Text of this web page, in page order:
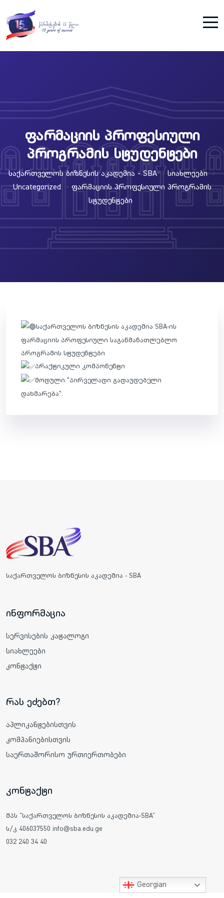
ფარმაციის პროფესიული
პროგრამის სტუდენტები
Საქართველოს Ბიზნესის Აკადემია - SBA > Სიახლეები >
Uncategorized > Ფარმაციის Პროფესიული Პროგრამის
Სტუდენტები
საქართველოს ბიზნესის აკადემია SBA-ის
ფარმაციის პროფესიული საგანმანათლებლო
პროგრამის სტუდენტები
პრაქტიკული კომპონენტი
მოდული “პირველადი გადაუდებელი
დახმარება”.
საქართველოს ბიზნესის აკადემია - SBA
ინფორმაცია
სერვისების კატალოგი
სიახლეები
კონტაქტი
რას ეძებთ?
აპლიკანტებისთვის
კომპანიებისთვის
საერთაშორისო ურთიერთობები
კონტაქტი
შპს "საქართველოს ბიზნესის აკადემია-SBA"
ს/კ 406037550 info@sba.edu.ge
032 240 34 40
Georgian